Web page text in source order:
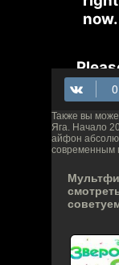
Также вы
Яга. Начало
айфон
современным